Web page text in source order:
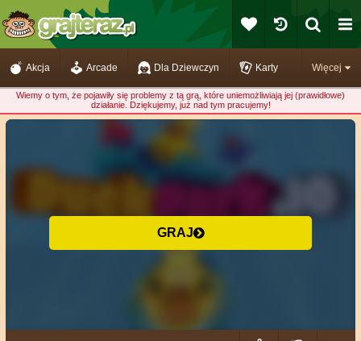
Więcej
Akcja Arcade Dla Dziewczyn Karty
Wiemy o tym, że pojawiły się problemy z tą grą, które uniemożliwiają jej (prawidłowe)
działanie. Dziękujemy, już nad tym pracujemy!
GRAJ